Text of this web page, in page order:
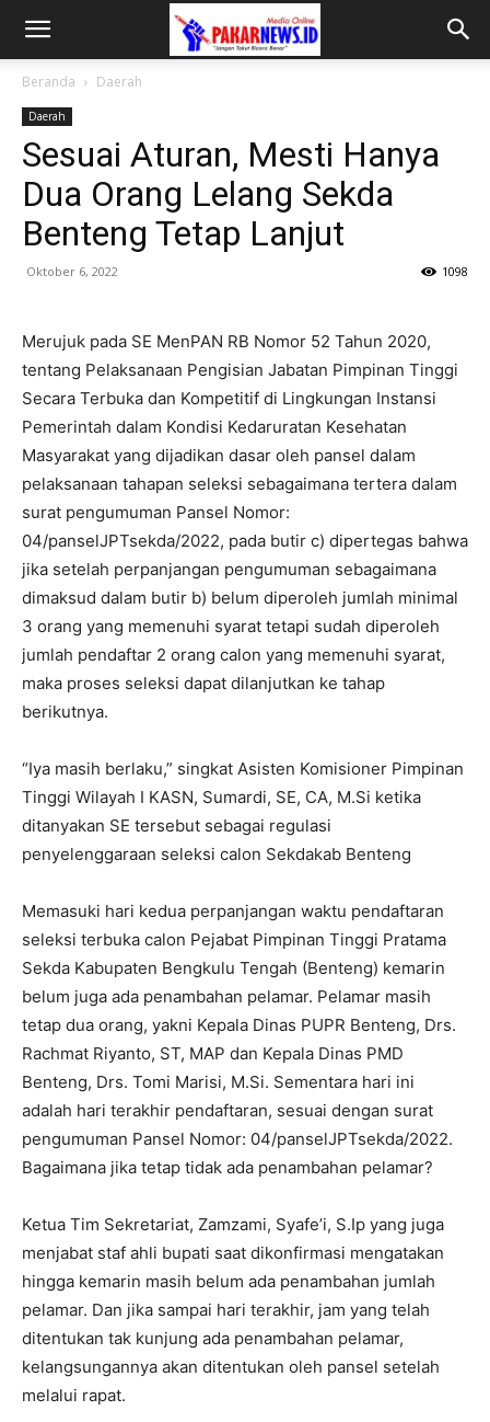
Beranda Daerah
Daerah
Sesuai Aturan, Mesti Hanya
Dua Orang Lelang Sekda
Benteng Tetap Lanjut
Oktober 6, 2022 1098
Merujuk pada SE MenPAN RB Nomor 52 Tahun 2020,
tentang Pelaksanaan Pengisian Jabatan Pimpinan Tinggi
Secara Terbuka dan Kompetitif di Lingkungan Instansi
Pemerintah dalam Kondisi Kedaruratan Kesehatan
Masyarakat yang dijadikan dasar oleh pansel dalam
pelaksanaan tahapan seleksi sebagaimana tertera dalam
surat pengumuman Pansel Nomor:
04/panselJPTsekda/2022, pada butir c) dipertegas bahwa
jika setelah perpanjangan pengumuman sebagaimana
dimaksud dalam butir b) belum diperoleh jumlah minimal
3 orang yang memenuhi syarat tetapi sudah diperoleh
jumlah pendaftar 2 orang calon yang memenuhi syarat,
maka proses seleksi dapat dilanjutkan ke tahap
berikutnya.
“Iya masih berlaku,” singkat Asisten Komisioner Pimpinan
Tinggi Wilayah I KASN, Sumardi, SE, CA, M.Si ketika
ditanyakan SE tersebut sebagai regulasi
penyelenggaraan seleksi calon Sekdakab Benteng
Memasuki hari kedua perpanjangan waktu pendaftaran
seleksi terbuka calon Pejabat Pimpinan Tinggi Pratama
Sekda Kabupaten Bengkulu Tengah (Benteng) kemarin
belum juga ada penambahan pelamar. Pelamar masih
tetap dua orang, yakni Kepala Dinas PUPR Benteng, Drs.
Rachmat Riyanto, ST, MAP dan Kepala Dinas PMD
Benteng, Drs. Tomi Marisi, M.Si. Sementara hari ini
adalah hari terakhir pendaftaran, sesuai dengan surat
pengumuman Pansel Nomor: 04/panselJPTsekda/2022.
Bagaimana jika tetap tidak ada penambahan pelamar?
Ketua Tim Sekretariat, Zamzami, Syafe’i, S.Ip yang juga
menjabat staf ahli bupati saat dikonfirmasi mengatakan
hingga kemarin masih belum ada penambahan jumlah
pelamar. Dan jika sampai hari terakhir, jam yang telah
ditentukan tak kunjung ada penambahan pelamar,
kelangsungannya akan ditentukan oleh pansel setelah
melalui rapat.